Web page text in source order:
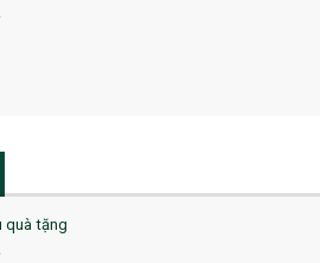
quà tặng